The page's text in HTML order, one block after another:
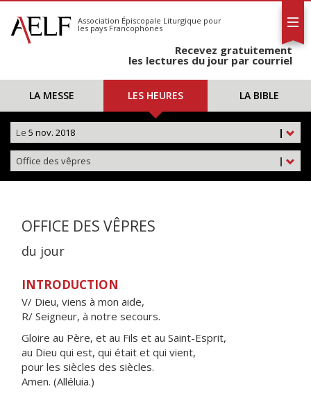
S'abonner
Calendrier
Association Épiscopale Liturgique pour
les pays Francophones
Recevez gratuitement
les lectures du jour par courriel
LA MESSE LES HEURES LA BIBLE
|
Le 5 nov. 2018
|
Office des vêpres
OFFICE DES VÊPRES
du jour
INTRODUCTION
V/ Dieu, viens à mon aide,
R/ Seigneur, à notre secours.
Gloire au Père, et au Fils et au Saint-Esprit,
au Dieu qui est, qui était et qui vient,
pour les siècles des siècles.
Amen. (Alléluia.)